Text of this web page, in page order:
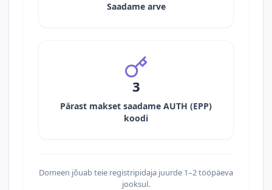
Saadame arve
3
Pärast makset saadame AUTH (EPP)
koodi
Domeen jõuab teie registripidaja juurde 1–2 tööpäeva
jooksul.